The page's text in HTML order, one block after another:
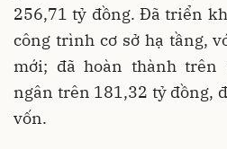
256,71 tỷ đồng. Đã triển
công trình cơ sở hạ tầng,
mới; đã hoàn thành
ngân trên 181,32 tỷ đồng,
vốn.